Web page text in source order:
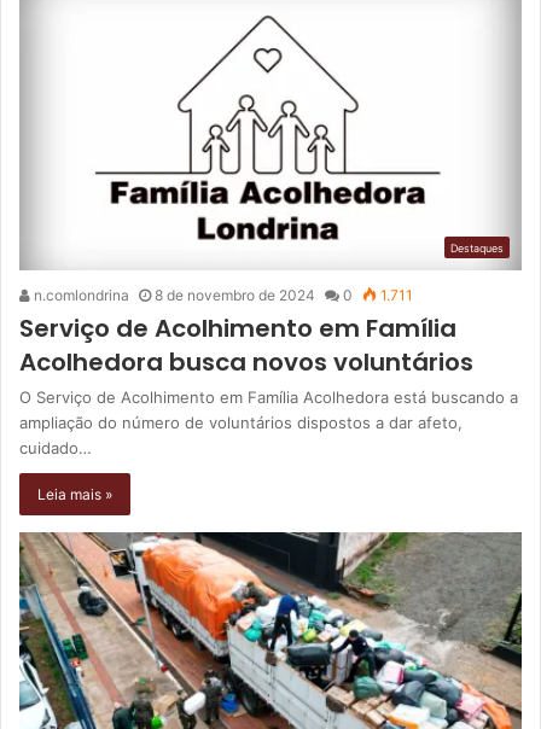
Destaques
n.comlondrina 8 de novembro de 2024 0 1.711
Serviço de Acolhimento em Família
Acolhedora busca novos voluntários
O Serviço de Acolhimento em Família Acolhedora está buscando a
ampliação do número de voluntários dispostos a dar afeto,
cuidado…
Leia mais »